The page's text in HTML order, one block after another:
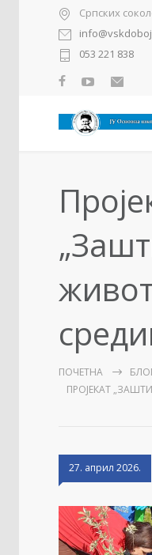
Српских
053 221 838
ПОЧЕТНА
ПРОЈЕКАТ
27. април 2026.